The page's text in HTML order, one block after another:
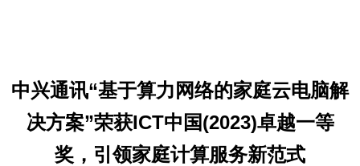
中兴通讯“基于算力网络的家庭云电脑解
决方案”荣获ICT中国(2023)卓越一等
奖，引领家庭计算服务新范式